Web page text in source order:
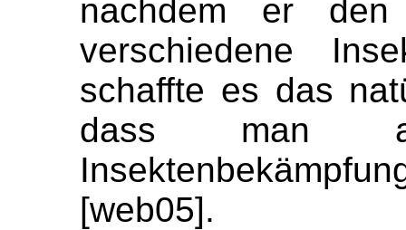
nachdem er
verschiedene
schaffte es das
dass man
[web05].